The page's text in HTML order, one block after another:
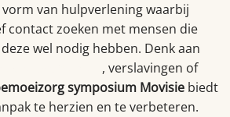
van hulpverlening waarbij
contact zoeken met mensen die
wel nodig hebben. Denk aan
, verslavingen of
symposium Movisie biedt
te herzien en te verbeteren.